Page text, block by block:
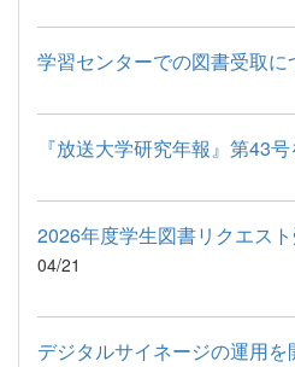
学習センターでの図書受取に
『放送大学研究年報』第43
2026年度学生図書リクエス
04/21
デジタルサイネージの運用を